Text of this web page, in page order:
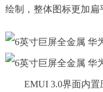
绘制，整体图标更加扁
EMUI 3.0界面内